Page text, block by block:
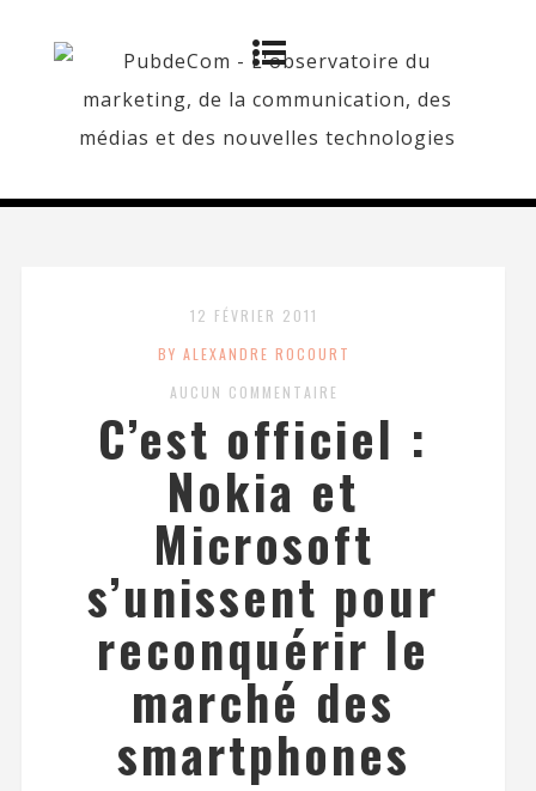
12 FÉVRIER 2011
BY ALEXANDRE ROCOURT
AUCUN COMMENTAIRE
C’est officiel :
Nokia et
Microsoft
s’unissent pour
reconquérir le
marché des
smartphones